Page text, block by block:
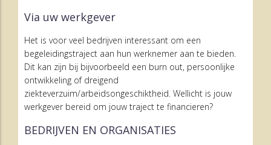
Via uw werkgever
Het is voor veel bedrijven interessant om een
begeleidingstraject aan hun werknemer aan te bieden.
Dit kan zijn bij bijvoorbeeld een burn out, persoonlijke
ontwikkeling of dreigend
ziekteverzuim/arbeidsongeschiktheid. Wellicht is jouw
werkgever bereid om jouw traject te financieren?
BEDRIJVEN EN ORGANISATIES